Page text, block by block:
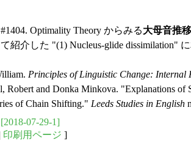
Optimality Theory からみる大母音推移
紹介した "(1) Nucleus-glide dissimilation"
Principles of Linguistic Change: Internal
and Donka Minkova. "Explanations of
of Chain Shifting." Leeds Studies in English
[2018-07-29-1]
印刷用ページ ]